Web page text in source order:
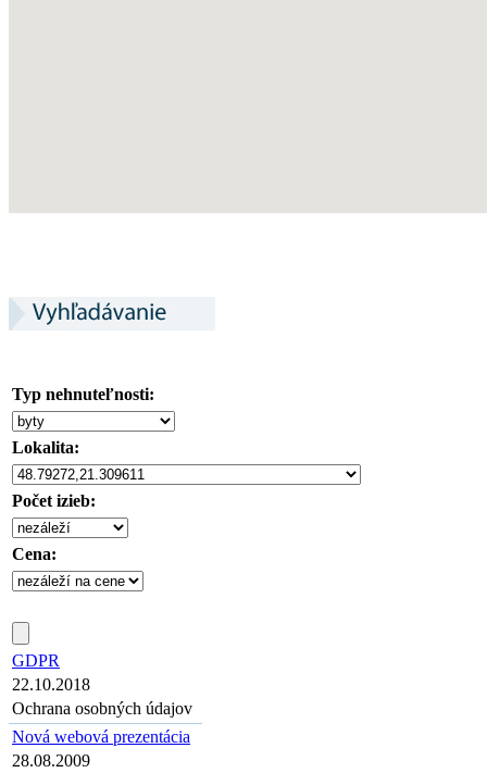
Typ nehnuteľnosti:
Lokalita:
Počet izieb:
Cena:
GDPR
22.10.2018
Ochrana osobných údajov
Nová webová prezentácia
28.08.2009